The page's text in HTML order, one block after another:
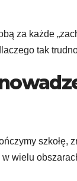
za każde
tak
szkołę,
wielu